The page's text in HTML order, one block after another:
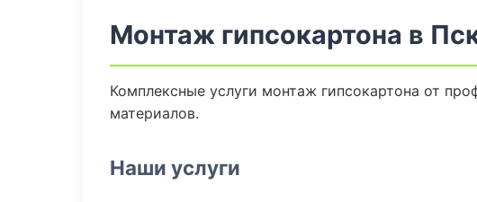
Монтаж гипсокартона в
Комплексные услуги монтаж гипсокартона от
материалов.
Наши услуги